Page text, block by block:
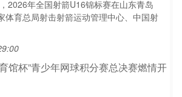
2026年全国射箭U16锦标赛在山东青岛
体育总局射击射箭运动管理中心、中国射